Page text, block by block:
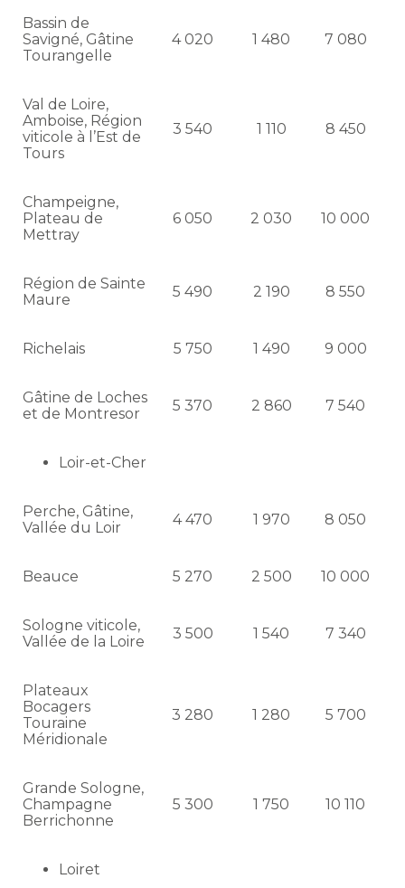
Bassin de
Savigné, Gâtine
Tourangelle
4 020 1 480 7 080
Val de Loire,
Amboise, Région
viticole à l’Est de
Tours
3 540 1 110 8 450
Champeigne,
Plateau de
Mettray
6 050 2 030 10 000
Région de Sainte
Maure
5 490 2 190 8 550
Richelais 5 750 1 490 9 000
Gâtine de Loches
et de Montresor
5 370 2 860 7 540
Loir-et-Cher
Perche, Gâtine,
Vallée du Loir
4 470 1 970 8 050
Beauce 5 270 2 500 10 000
Sologne viticole,
Vallée de la Loire
3 500 1 540 7 340
Plateaux
Bocagers
Touraine
Méridionale
3 280 1 280 5 700
Grande Sologne,
Champagne
Berrichonne
5 300 1 750 10 110
Loiret